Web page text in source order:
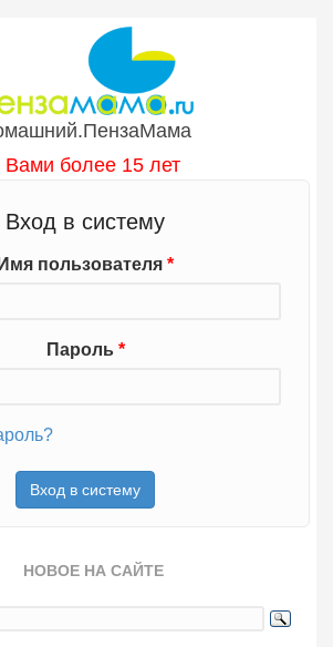
Вами более 15 лет
Вход в систему
Имя пользователя *
Пароль *
НОВОЕ НА САЙТЕ